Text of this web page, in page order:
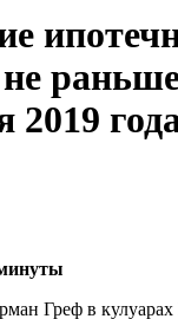
2019
Греф в